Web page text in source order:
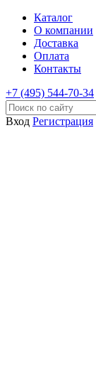
Каталог
О компании
Доставка
Оплата
Контакты
+7 (495) 544-70-34
Вход Регистрация